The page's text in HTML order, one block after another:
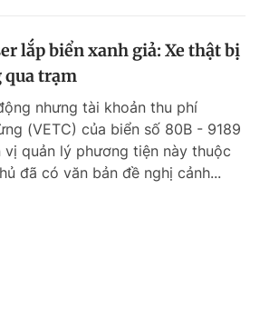
lắp biển xanh giả: Xe thật bị
trạm
nhưng tài khoản thu phí
(VETC) của biển số 80B - 9189
quản lý phương tiện này thuộc
đã có văn bản đề nghị cảnh...